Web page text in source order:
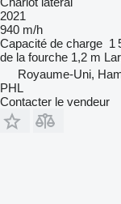
2021
940 m/h
Capacité de charge 1
de la fourche 1,2 m
Royaume-Uni,
PHL
Contacter le vendeur